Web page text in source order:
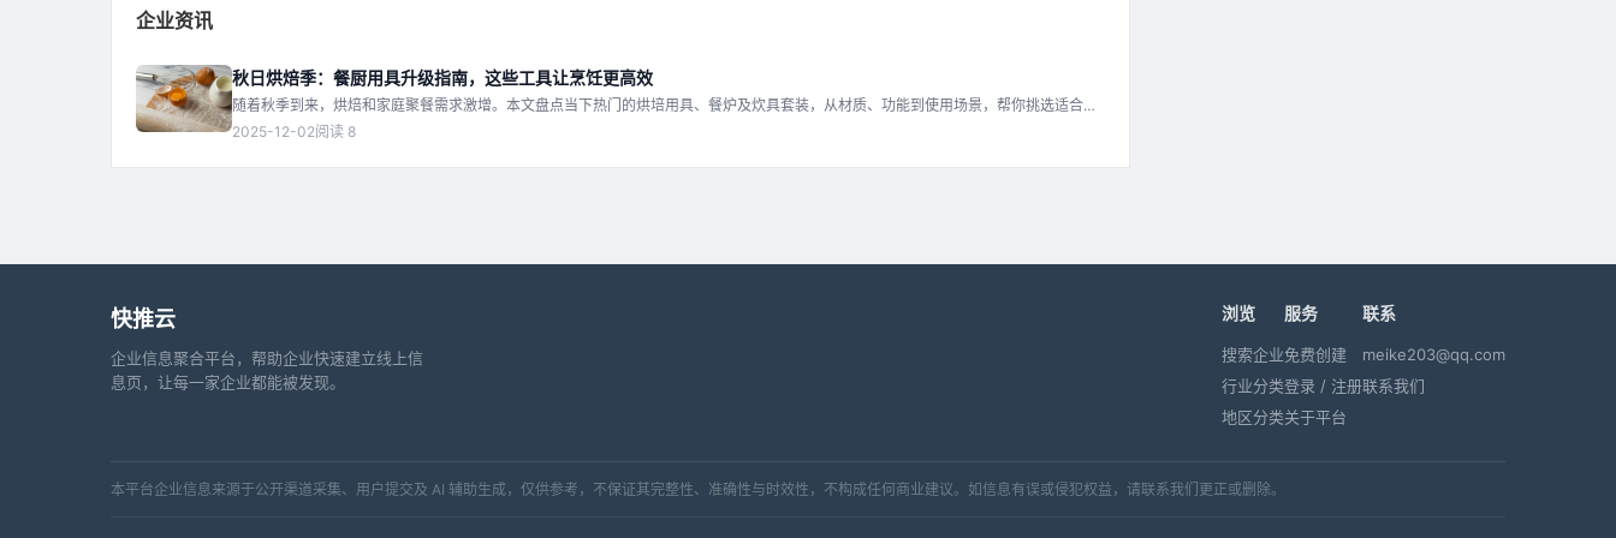
企业资讯
秋日烘焙季：餐厨用具升级指南，这些工具让烹饪更高效
随着秋季到来，烘焙和家庭聚餐需求激增。本文盘点当下热门的烘培用具、餐炉及炊具套装，从材质、功能到使用场景，帮你挑选适合的
餐厨工具，提升烹饪体验。
2025-12-02阅读 8
快推云
企业信息聚合平台，帮助企业快速建立线上信
息页，让每一家企业都能被发现。
浏览
搜索企业
行业分类
地区分类
服务
免费创建
登录 / 注册
关于平台
联系
meike203@qq.com
联系我们
本平台企业信息来源于公开渠道采集、用户提交及 AI 辅助生成，仅供参考，不保证其完整性、准确性与时效性，不构成任何商业建议。如信息有误或侵犯权益，请联系我们更正或删除。